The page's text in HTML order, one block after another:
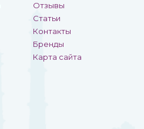
Отзывы
Статьи
Контакты
Бренды
Карта сайта